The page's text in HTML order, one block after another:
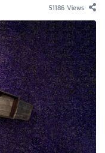
51186 Views